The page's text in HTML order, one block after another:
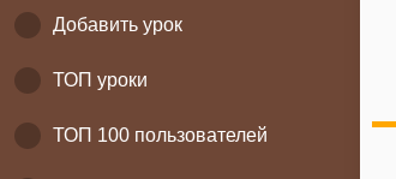
Добавить урок
ТОП уроки
ТОП 100 пользователей